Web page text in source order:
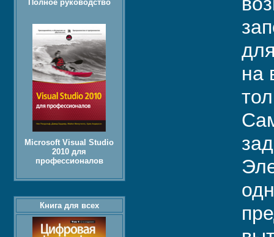
на
Полное руководство
Microsoft Visual Studio
2010 для
профессионалов
Книга для всех